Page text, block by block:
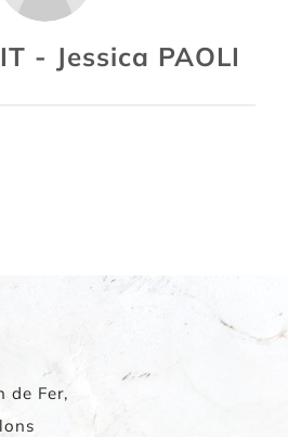
- Jessica PAOLI
de Fer,